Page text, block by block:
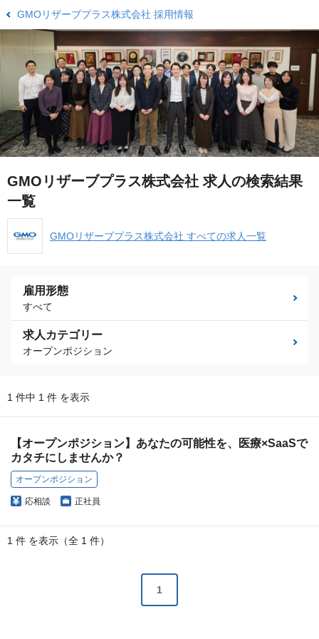
GMOリザーブプラス株式会社 採用情報
GMOリザーブプラス株式会社 求人の検索結果
一覧
GMOリザーブプラス株式会社 すべての求人一覧
雇用形態
すべて
求人カテゴリー
オープンポジション
1 件中 1 件 を表示
【オープンポジション】あなたの可能性を、医療×SaaSで
カタチにしませんか？
オープンポジション
応相談 正社員
1 件 を表示（全 1 件）
1